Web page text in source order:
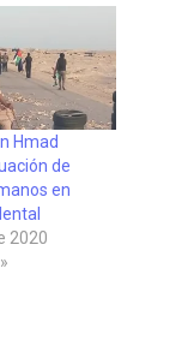
Hmad
de
en
2020